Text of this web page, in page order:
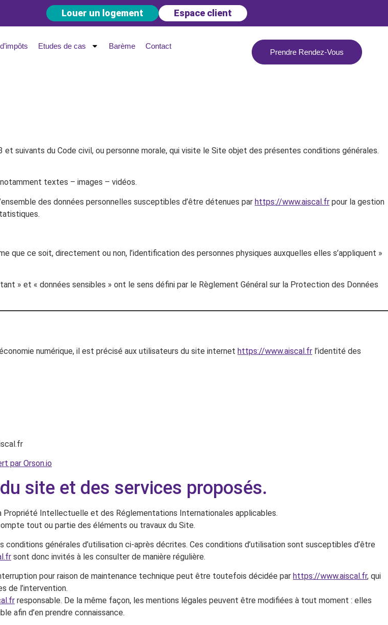
Louer un logement Espace client
Etudes de cas Barème Contact
Prendre Rendez-Vous
suivants du Code civil, ou personne morale, qui visite le Site objet des présentes conditions générales.
textes – images – vidéos.
des données personnelles susceptibles d’être détenues par https://www.aiscal.fr pour la gestion
que ce soit, directement ou non, l’identification des personnes physiques auxquelles elles s’appliquent »
» et « données sensibles » ont le sens défini par le Règlement Général sur la Protection des Données
numérique, il est précisé aux utilisateurs du site internet https://www.aiscal.fr l’identité des
par Orson.io
site et des services proposés.
Intellectuelle et des Réglementations Internationales applicables.
tout ou partie des éléments ou travaux du Site.
générales d’utilisation ci-après décrites. Ces conditions d’utilisation sont susceptibles d’être
sont donc invités à les consulter de manière régulière.
pour raison de maintenance technique peut être toutefois décidée par https://www.aiscal.fr, qui
de l’intervention.
responsable. De la même façon, les mentions légales peuvent être modifiées à tout moment : elles
afin d’en prendre connaissance.